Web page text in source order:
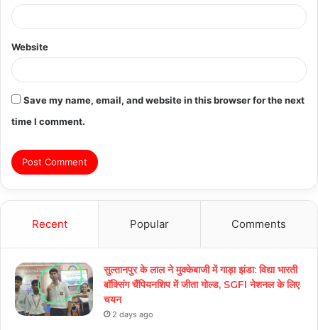
Website
Save my name, email, and website in this browser for the next
time I comment.
Recent Popular Comments
सुल्तानपुर के लाल ने मुक्केबाजी में गाड़ा झंडा: विद्या भारती
बॉक्सिंग चैंपियनशिप में जीता गोल्ड, SGFI नेशनल के लिए
चयन
2 days ago